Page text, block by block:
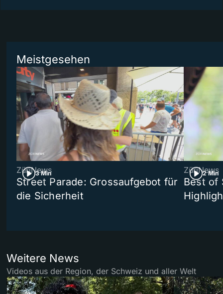
Meistgesehen
3 Min
ZüriNews
Street Parade: Grossaufgebot für
die Sicherheit
2 Min
ZüriNews
Best of
Weitere News
Videos aus der Region, der Schweiz und aller Welt